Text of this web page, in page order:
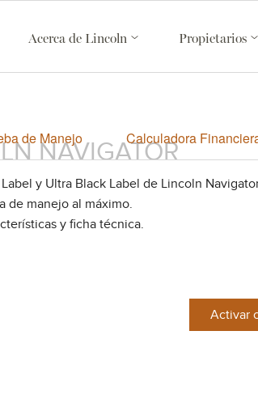
Acerca de Lincoln Propietarios
de Manejo Calculadora
NAVIGATOR
y Ultra Black Label de Lincoln
de manejo al máximo.
y ficha técnica.
Activar